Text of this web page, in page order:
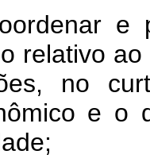
e
relativo
no
e o